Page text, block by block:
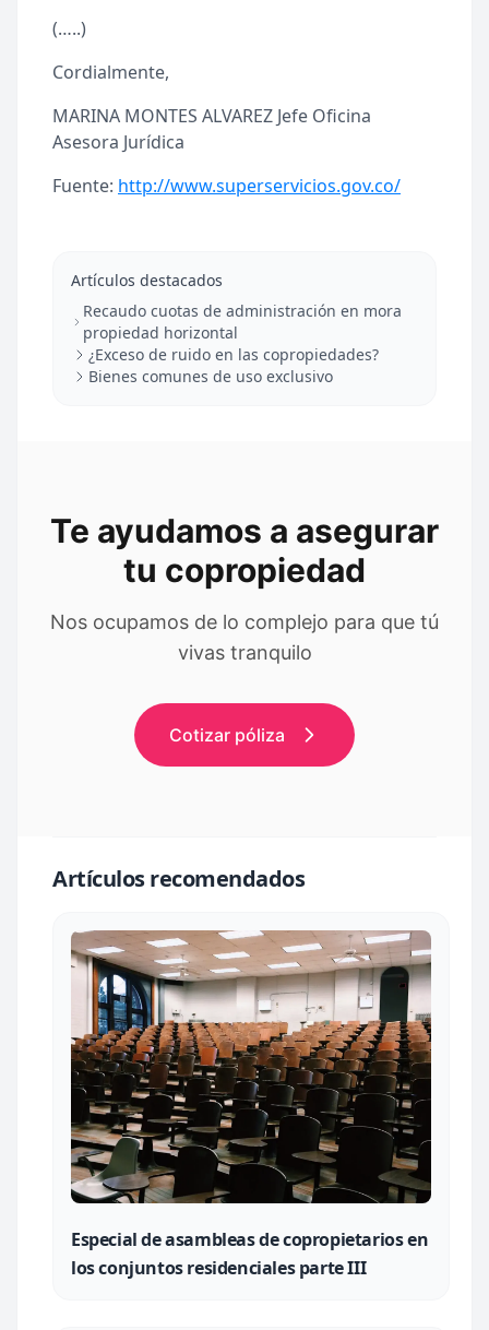
(…..)
Cordialmente,
MARINA MONTES ALVAREZ Jefe Oficina
Asesora Jurídica
Fuente: http://www.superservicios.gov.co/
Artículos destacados
Recaudo cuotas de administración en mora
propiedad horizontal
¿Exceso de ruido en las copropiedades?
Bienes comunes de uso exclusivo
Te ayudamos a asegurar
tu copropiedad
Nos ocupamos de lo complejo para que tú
vivas tranquilo
Cotizar póliza
Artículos recomendados
Especial de asambleas de copropietarios en
los conjuntos residenciales parte III